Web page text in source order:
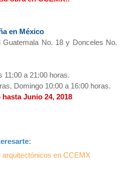
en México
Guatemala No. 18 y Donceles No.
11:00 a 21:00 horas.
Domingo 10:00 a 16:00 horas.
Junio 24, 2018
en CCEMX